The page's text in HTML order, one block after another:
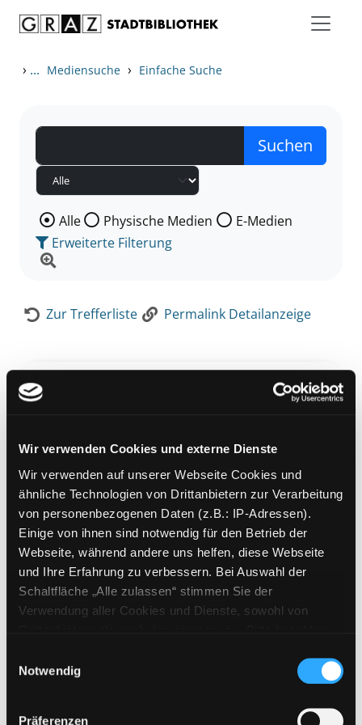
Wir verwenden Cookies und externe Dienste
Wir verwenden auf unserer Webseite Cookies und
ähnliche Technologien von Drittanbietern zur Verarbeitung
von personenbezogenen Daten (z.B.: IP-Adressen).
Einige von ihnen sind notwendig für den Betrieb der
Webseite, während andere uns helfen, diese Webseite
und Ihre Erfahrung zu verbessern. Bei Auswahl der
Schaltfläche „Alle zulassen“ stimmen Sie der
Verwendung aller Cookies und Dienste, sowohl von
Cookies von Drittanbietern, eine Verarbeitung in
unsicheren Drittländern (Länder außerhalb des EWR
ohne adäquates Datenschutzniveau) stattfinden kann. In
Notwendig
Präferenzen
› ... Mediensuche › Einfache Suche
Wählen Sie die Medienart nach der Sie suchen wollen.
Alle Physische Medien
E-Medien
Erweiterte Filterung
Zur Trefferliste Permalink Detailanzeige
Solartopia
Mediengruppe:
Jugendbuch
Hume, Victoria
Mehr Informationen ein-/ausblenden
Bände